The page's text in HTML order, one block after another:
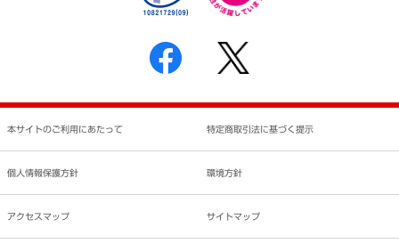
反社会的勢力に対する基本方針
書面による個人情報の開示等の請求の手続きについて
本サイトのご利用にあたって 特定商取引法に基づく提示
個人情報保護方針 環境方針
アクセスマップ サイトマップ